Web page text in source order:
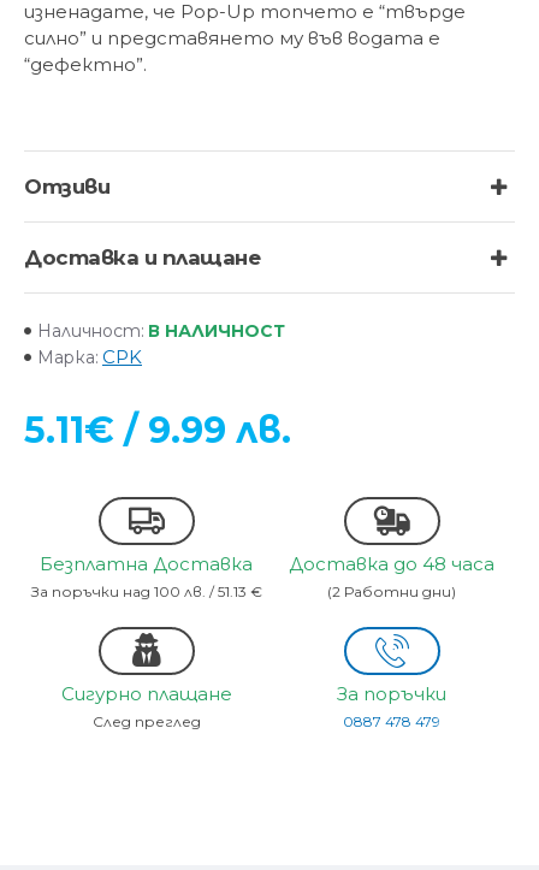
изненадате, че Pop-Up топчето е “твърде
силно” и представянето му във водата е
“дефектно”.
Отзиви
Доставка и плащане
Наличност: В НАЛИЧНОСТ
Марка: CPK
5.11€ / 9.99 лв.
Безплатна Доставка
За поръчки над 100 лв. / 51.13 €
Доставка до 48 часа
(2 Работни дни)
Сигурно плащане
След преглед
За поръчки
0887 478 479